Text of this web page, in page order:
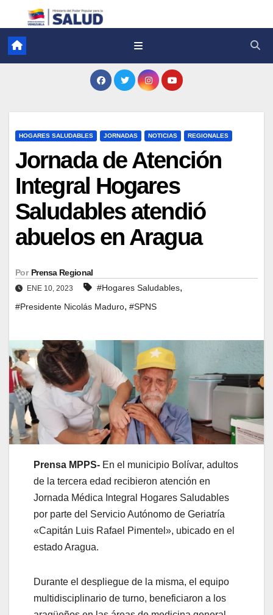
HOGARES SALUDABLES JORNADAS NOTICIAS REGIONALES
Jornada de Atención
Integral Hogares
Saludables atendió
abuelos en Aragua
Por Prensa Regional
ENE 10, 2023 #Hogares Saludables,
#Presidente Nicolás Maduro, #SPNS
Prensa MPPS- En el municipio Bolívar, adultos
de la tercera edad recibieron atención en
Jornada Médica Integral Hogares Saludables
por parte del Servicio Autónomo de Geriatría
«Capitán Luis Rafael Pimentel», ubicado en el
estado Aragua.
Durante el despliegue de la misma, el equipo
multidisciplinario de turno, beneficiaron a los